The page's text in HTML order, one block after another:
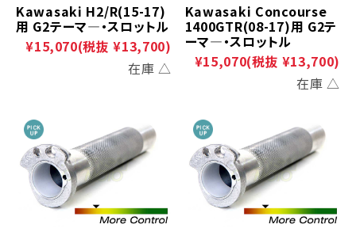
Kawasaki H2/R(15-17)
用 G2テーマ―・スロットル
¥15,070(税抜 ¥13,700)
在庫 △
Kawasaki Concourse
1400GTR(08-17)用 G2テ
ーマ―・スロットル
¥15,070(税抜 ¥13,700)
在庫 △